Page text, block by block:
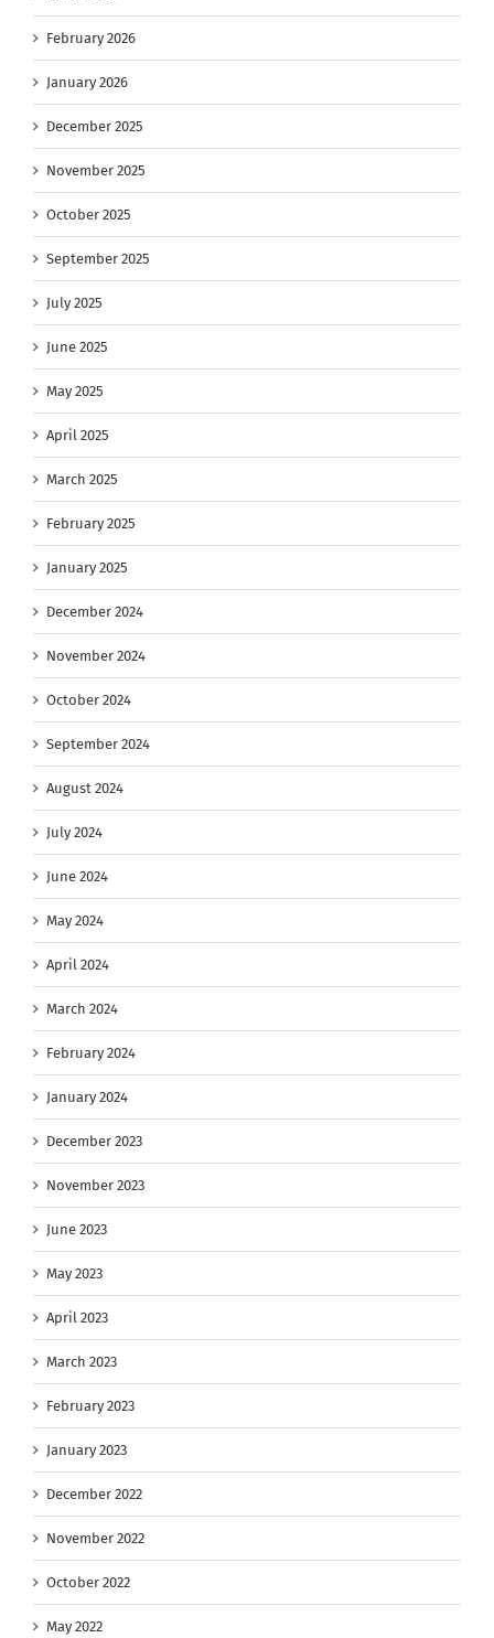
February 2026
January 2026
December 2025
November 2025
October 2025
September 2025
July 2025
June 2025
May 2025
April 2025
March 2025
February 2025
January 2025
December 2024
November 2024
October 2024
September 2024
August 2024
July 2024
June 2024
May 2024
April 2024
March 2024
February 2024
January 2024
December 2023
November 2023
June 2023
May 2023
April 2023
March 2023
February 2023
January 2023
December 2022
November 2022
October 2022
May 2022